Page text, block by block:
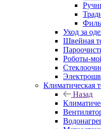
Уход за
Швейная
Роботы-
Климатическая
Назад